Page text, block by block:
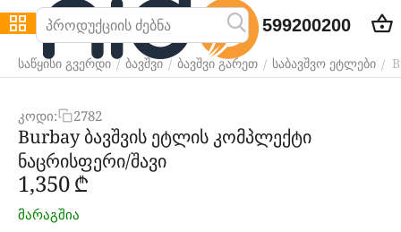
599200200
საწყისი გვერდი / ბავშვი / ბავშვი გარეთ / საბავშვო ეტლები /
კოდი: 2782
Burbay ბავშვის ეტლის კომპლექტი
ნაცრისფერი/შავი
1,350₾
მარაგშია